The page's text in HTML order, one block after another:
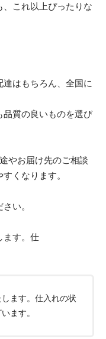
これ以上ぴったりな
はもちろん、全国に
品質の良いものを選び
やお届け先のご相談
くなります。
い。
ます。仕
ます。仕入れの状
ます。